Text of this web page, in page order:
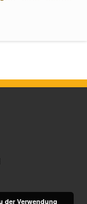
der Verwendung